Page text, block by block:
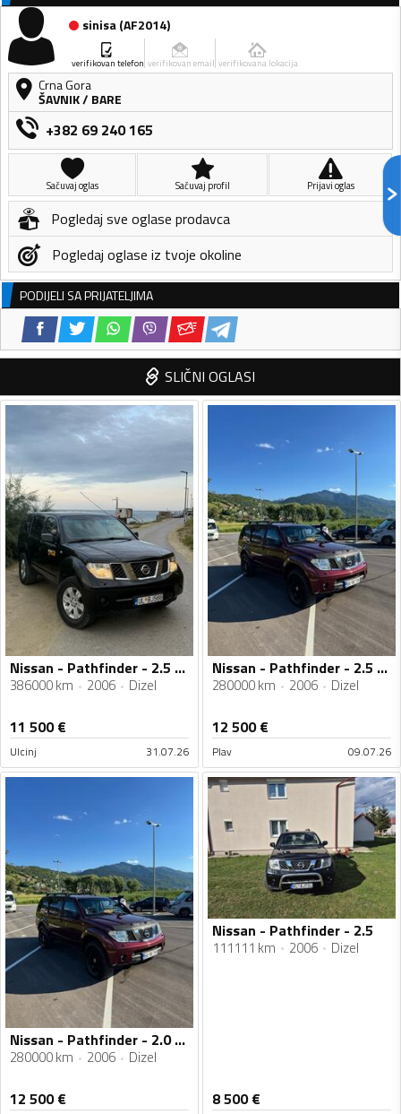
sinisa(AF2014)
verifikovan telefon verifikovan email verifikovana lokacija
Crna Gora
ŠAVNIK/ BARE
+382 69 240 165
Sačuvaj oglas Sačuvaj profil Prijavi oglas
Pogledaj sve oglase prodavca
Pogledaj oglase iz tvoje okoline
PODIJELI SA PRIJATELJIMA
SLIČNI OGLASI
Nissan - Pathfinder - 2.5 CDI
386000 km 2006 Dizel
11 500€
Ulcinj 31.07.26
Nissan - Pathfinder - 2.5 126. kw
280000 km 2006 Dizel
12 500€
Plav 09.07.26
Nissan - Pathfinder - 2.0 126
280000 km 2006 Dizel
12 500€
Nissan - Pathfinder - 2.5
111111 km 2006 Dizel
8 500€